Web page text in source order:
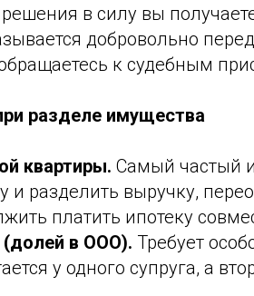
в силу вы
добровольно
к судебным
разделе имущества
квартиры. Самый частый
и разделить выручку,
платить ипотеку
(долей в ООО). Требует
у одного супруга, а